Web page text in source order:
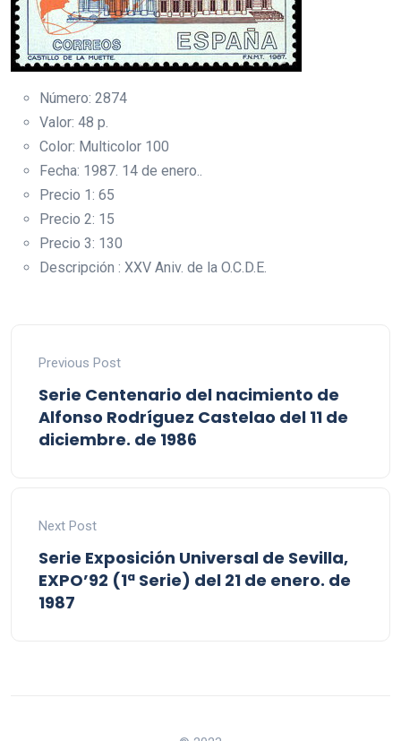
Número: 2874
Valor: 48 p.
Color: Multicolor 100
Fecha: 1987. 14 de enero..
Precio 1: 65
Precio 2: 15
Precio 3: 130
Descripción : XXV Aniv. de la O.C.D.E.
Previous Post
Serie Centenario del nacimiento de
Alfonso Rodríguez Castelao del 11 de
diciembre. de 1986
Next Post
Serie Exposición Universal de Sevilla,
EXPO’92 (1ª Serie) del 21 de enero. de
1987